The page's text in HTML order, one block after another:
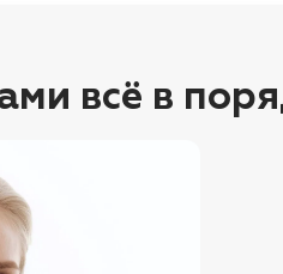
всё в